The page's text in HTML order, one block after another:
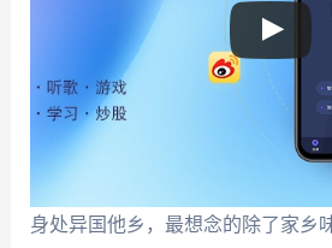
身处异国他乡，最想念的除了家乡